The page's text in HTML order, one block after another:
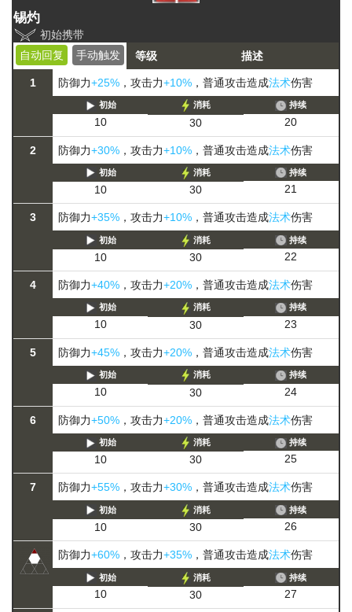
锡灼
初始携带
自动回复
手动触发 等级 描述
1 防御力+25% ，攻击力+10% ，普通攻击造成法术伤害
初始
10
消耗
30
持续
20
2 防御力+30% ，攻击力+10% ，普通攻击造成法术伤害
初始
10
消耗
30
持续
21
3 防御力+35% ，攻击力+10% ，普通攻击造成法术伤害
初始
10
消耗
30
持续
22
4 防御力+40% ，攻击力+20% ，普通攻击造成法术伤害
初始
10
消耗
30
持续
23
5 防御力+45% ，攻击力+20% ，普通攻击造成法术伤害
初始
10
消耗
30
持续
24
6 防御力+50% ，攻击力+20% ，普通攻击造成法术伤害
初始
10
消耗
30
持续
25
7 防御力+55% ，攻击力+30% ，普通攻击造成法术伤害
初始
10
消耗
30
持续
26
防御力+60% ，攻击力+35% ，普通攻击造成法术伤害
初始
10
消耗
30
持续
27